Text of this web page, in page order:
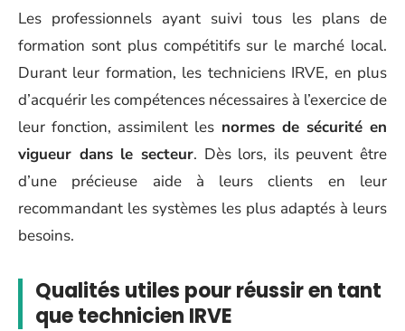
Les professionnels ayant suivi tous les plans de
formation sont plus compétitifs sur le marché local.
Durant leur formation, les techniciens IRVE, en plus
d’acquérir les compétences nécessaires à l’exercice de
leur fonction, assimilent les normes de sécurité en
vigueur dans le secteur. Dès lors, ils peuvent être
d’une précieuse aide à leurs clients en leur
recommandant les systèmes les plus adaptés à leurs
besoins.
Qualités utiles pour réussir en tant
que technicien IRVE